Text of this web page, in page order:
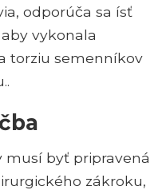
odporúča sa ísť
vykonala
torziu semenníkov
musí byť pripravená
zákroku,